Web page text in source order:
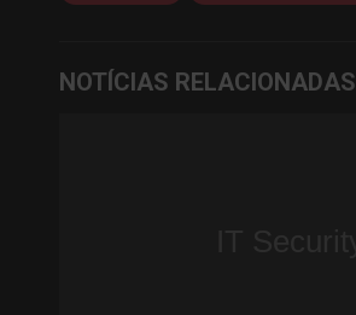
NOTÍCIAS RELACIONADAS